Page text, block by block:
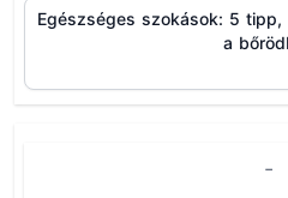
Egészséges szokások: 5
a
-